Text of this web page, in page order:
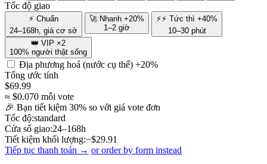
Tốc độ giao
⚡ Chuẩn
24–168h, giá cơ sở
🚀 Nhanh +20%
1–2 giờ
⚡⚡ Tức thì +40%
10–30 phút
👑 VIP ×2
100% người thật sống
Địa phương hoá (nước cụ thể) +20%
Tổng ước tính
$69.99
≈ $0.070 mỗi vote
🎉 Bạn tiết kiệm 30% so với giá vote đơn
Tốc độ:standard
Cửa sổ giao:24–168h
Tiết kiệm khối lượng:−$29.91
Tiếp tục thanh toán → or order by form instead